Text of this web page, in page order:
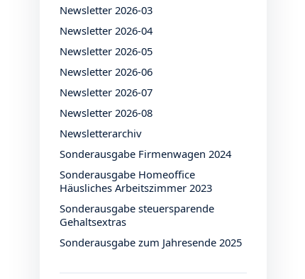
Newsletter 2026-03
Newsletter 2026-04
Newsletter 2026-05
Newsletter 2026-06
Newsletter 2026-07
Newsletter 2026-08
Newsletterarchiv
Sonderausgabe Firmenwagen 2024
Sonderausgabe Homeoffice
Häusliches Arbeitszimmer 2023
Sonderausgabe steuersparende
Gehaltsextras
Sonderausgabe zum Jahresende 2025